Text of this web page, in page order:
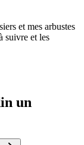
et mes arbustes
suivre et les
un